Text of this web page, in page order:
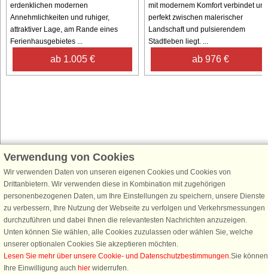
erdenklichen modernen
Annehmlichkeiten und ruhiger,
attraktiver Lage, am Rande eines
Ferienhausgebietes ...
ab 1.005 €
mit modernem Komfort verbindet und
perfekt zwischen malerischer
Landschaft und pulsierendem
Stadtleben liegt. ...
ab 976 €
Schließen Sie sich 100.000 Ferienhaus-Fans an
Erhalten Sie einenWillkommensgutschein von 25 € für Ihren nächsten
Ferienhausurlaub - melden Sie sich einfach für den DanCenter Newsletter
an. Verpassen Sie nie wieder exklusive Angebote, Gewinnspiele und
Urlaubstipps!
Verwendung von Cookies
Wir verwenden Daten von unseren eigenen Cookies und Cookies von
Drittanbietern. Wir verwenden diese in Kombination mit zugehörigen
personenbezogenen Daten, um Ihre Einstellungen zu speichern, unsere Dienste
zu verbessern, Ihre Nutzung der Webseite zu verfolgen und Verkehrsmessungen
durchzuführen und dabei Ihnen die relevantesten Nachrichten anzuzeigen.
Unten können Sie wählen, alle Cookies zuzulassen oder wählen Sie, welche
unserer optionalen Cookies Sie akzeptieren möchten.
Lesen Sie mehr über unsere Cookie- und Datenschutzbestimmungen.Sie können
Ihre Einwilligung auch hier widerrufen.